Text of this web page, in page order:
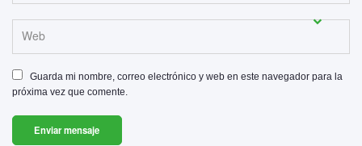
Guarda mi nombre, correo electrónico y web en este navegador para la
próxima vez que comente.